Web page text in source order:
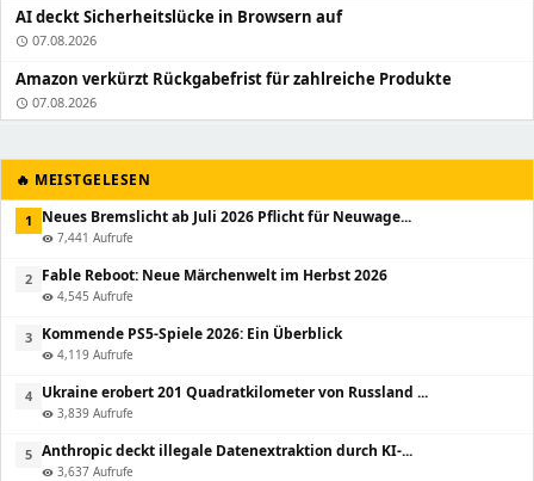
AI deckt Sicherheitslücke in Browsern auf
schedule 07.08.2026
Amazon verkürzt Rückgabefrist für zahlreiche Produkte
schedule 07.08.2026
🔥 MEISTGELESEN
1 Neues Bremslicht ab Juli 2026 Pflicht für Neuwage...
visibility 7,441 Aufrufe
2 Fable Reboot: Neue Märchenwelt im Herbst 2026
visibility 4,545 Aufrufe
3 Kommende PS5-Spiele 2026: Ein Überblick
visibility 4,119 Aufrufe
4 Ukraine erobert 201 Quadratkilometer von Russland ...
visibility 3,839 Aufrufe
5 Anthropic deckt illegale Datenextraktion durch KI-...
visibility 3,637 Aufrufe